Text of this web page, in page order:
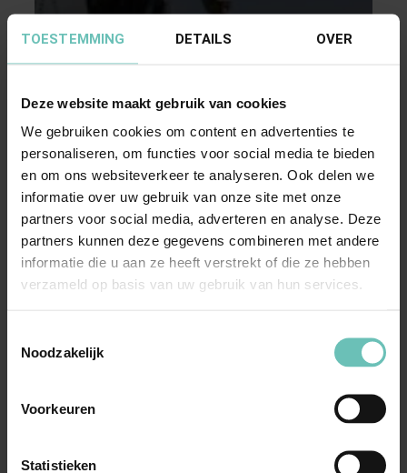
TOESTEMMING DETAILS OVER
Deze website maakt gebruik van cookies
We gebruiken cookies om content en advertenties te
personaliseren, om functies voor social media te bieden
en om ons websiteverkeer te analyseren. Ook delen we
informatie over uw gebruik van onze site met onze
partners voor social media, adverteren en analyse. Deze
partners kunnen deze gegevens combineren met andere
informatie die u aan ze heeft verstrekt of die ze hebben
verzameld op basis van uw gebruik van hun services.
Noodzakelijk
Voorkeuren
Statistieken
14 APRIL 2016
Uitspraak Hoge Raad: Rechterswisseling na
mondelinge behandeling
(ECLI:NL:HR:2016:662, 15 april 2016, nr.
Procesrecht, onteigeningsrecht.
Rechterswisseling na mondelinge behandeling.